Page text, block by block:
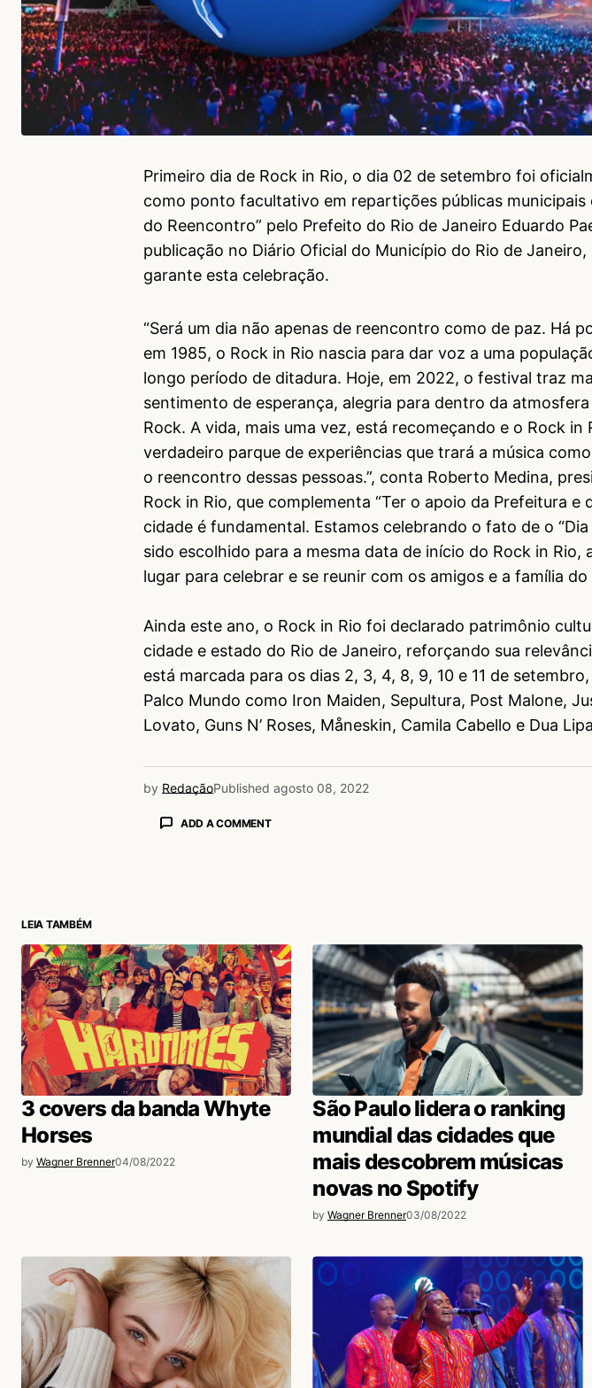
Primeiro dia de Rock in Rio, o dia 02 de setembro foi
como ponto facultativo em repartições públicas municipais
do Reencontro” pelo Prefeito do Rio de Janeiro Eduardo
publicação no Diário Oficial do Município do Rio de
garante esta celebração.
“Será um dia não apenas de reencontro como de paz. Há
em 1985, o Rock in Rio nascia para dar voz a uma
longo período de ditadura. Hoje, em 2022, o festival traz
sentimento de esperança, alegria para dentro da
Rock. A vida, mais uma vez, está recomeçando e o Rock in
verdadeiro parque de experiências que trará a música
o reencontro dessas pessoas.”, conta Roberto Medina,
Rock in Rio, que complementa “Ter o apoio da Prefeitura e
cidade é fundamental. Estamos celebrando o fato de o
sido escolhido para a mesma data de início do Rock in Rio,
lugar para celebrar e se reunir com os amigos e a família do
Ainda este ano, o Rock in Rio foi declarado patrimônio
cidade e estado do Rio de Janeiro, reforçando sua
está marcada para os dias 2, 3, 4, 8, 9, 10 e 11 de
Palco Mundo como Iron Maiden, Sepultura, Post Malone,
Lovato, Guns N’ Roses, Måneskin, Camila Cabello e Dua
by RedaçãoPublished agosto 08, 2022
ADD A COMMENT
LEIA TAMBÉM
3 covers da banda Whyte
Horses
by Wagner Brenner04/08/2022
São Paulo lidera o ranking
mundial das cidades que
mais descobrem músicas
novas no Spotify
by Wagner Brenner03/08/2022